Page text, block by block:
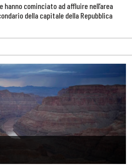
hanno cominciato ad affluire nell’area
della capitale della Repubblica